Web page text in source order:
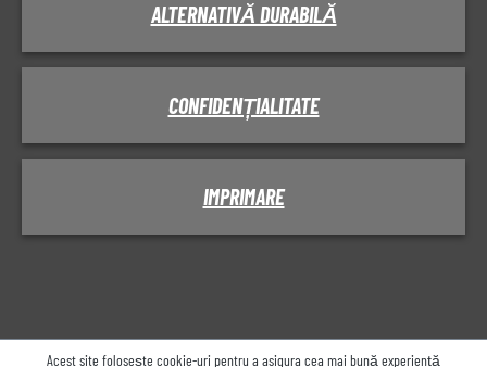
ALTERNATIVĂ DURABILĂ
CONFIDENȚIALITATE
IMPRIMARE
Acest site folosește cookie-uri pentru a asigura cea mai bună experiență